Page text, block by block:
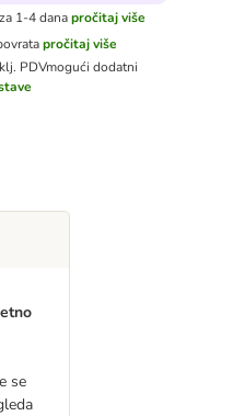
1-4 dana pročitaj više
pročitaj više
PDVmogući dodatni
se